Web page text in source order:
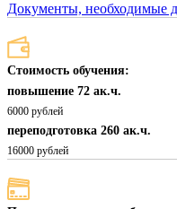
Документы, необходимые
Стоимость обучения:
повышение 72 ак.ч.
6000 рублей
переподготовка 260 ак.ч.
16000 рублей